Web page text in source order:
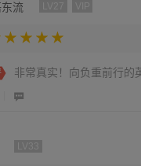
流
非常真实！向负重前行的